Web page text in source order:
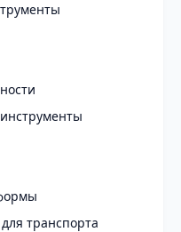
транспорта